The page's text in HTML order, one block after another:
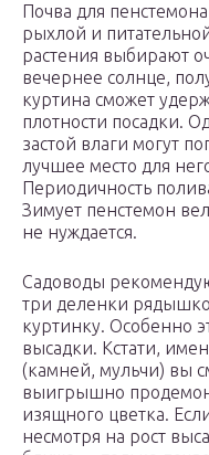
Почва для
рыхлой и
растения выбирают
вечернее солнце,
куртина сможет
плотности посадки.
застой влаги могут
лучшее место для
Периодичность
Зимует пенстемон
не нуждается.
Садоводы
три деленки
куртинку. Особенно
высадки. Кстати,
(камней, мульчи) вы
выигрышно
изящного цветка.
несмотря на рост